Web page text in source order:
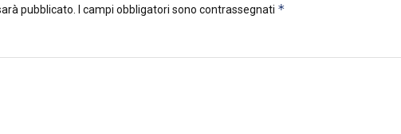
pubblicato. I campi obbligatori sono contrassegnati *